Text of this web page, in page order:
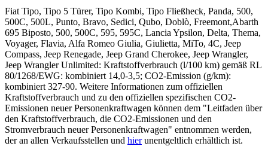
Fiat Tipo, Tipo 5 Türer, Tipo Kombi, Tipo Fließheck, Panda, 500,
500C, 500L, Punto, Bravo, Sedici, Qubo, Doblò, Freemont,Abarth
695 Biposto, 500, 500C, 595, 595C, Lancia Ypsilon, Delta, Thema,
Voyager, Flavia, Alfa Romeo Giulia, Giulietta, MiTo, 4C, Jeep
Compass, Jeep Renegade, Jeep Grand Cherokee, Jeep Wrangler,
Jeep Wrangler Unlimited: Kraftstoffverbrauch (l/100 km) gemäß RL
80/1268/EWG: kombiniert 14,0-3,5; CO2-Emission (g/km):
kombiniert 327-90. Weitere Informationen zum offiziellen
Kraftstoffverbrauch und zu den offiziellen spezifischen CO2-
Emissionen neuer Personenkraftwagen können dem "Leitfaden über
den Kraftstoffverbrauch, die CO2-Emissionen und den
Stromverbrauch neuer Personenkraftwagen" entnommen werden,
der an allen Verkaufsstellen und hierunentgeltlich erhältlich ist.